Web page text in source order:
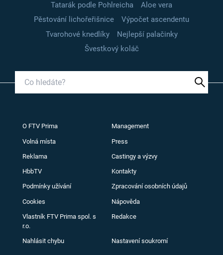
Tatarák podle Pohlreicha
Aloe vera
Pěstování lichořeřišnice
Výpočet ascendentu
Tvarohové knedlíky
Nejlepší palačinky
Švestkový koláč
O FTV Prima Management
Volná místa Press
Reklama Castingy a výzvy
HbbTV Kontakty
Podmínky užívání Zpracování osobních údajů
Cookies Nápověda
Vlastník FTV Prima spol. s
r.o.
Redakce
Nahlásit chybu Nastavení soukromí